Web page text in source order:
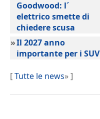
Goodwood: l´
elettrico smette di
chiedere scusa
»Il 2027 anno
importante per i SUV
[Tutte le news» ]